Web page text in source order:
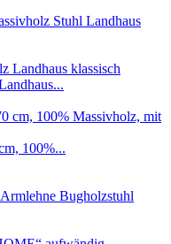
Stuhl Landhaus
100%...
Bugholzstuhl